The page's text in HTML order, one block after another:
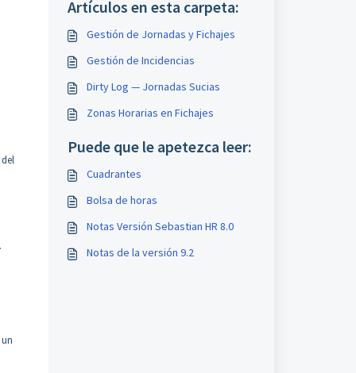
Artículos en esta carpeta:
Gestión de Jornadas y Fichajes
Gestión de Incidencias
Dirty Log — Jornadas Sucias
Zonas Horarias en Fichajes
Puede que le apetezca leer:
Cuadrantes
Bolsa de horas
Notas Versión Sebastian HR 8.0
Notas de la versión 9.2